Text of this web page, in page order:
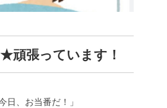
頑張っています！
今日、お当番だ！」